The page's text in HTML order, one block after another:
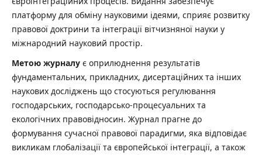
платформу для обміну науковими ідеями, сприяє розвитку
правової доктрини та інтеграції вітчизняної науки у
міжнародний науковий простір.
Метою журналує оприлюднення результатів
фундаментальних, прикладних, дисертаційних та інших
наукових досліджень що стосуються регулювання
господарських, господарсько-процесуальних та
екологічних правовідносин. Журнал прагне до
формування сучасної правової парадигми, яка відповідає
викликам глобалізації та європейської інтеграції, а також